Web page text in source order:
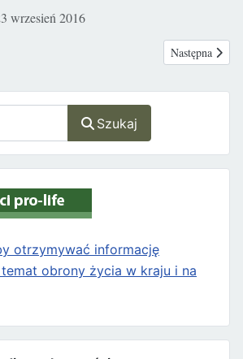
Szukaj
otrzymywać informację
obrony życia w kraju i na
wrzesień 2016
propozycja posłów - uchwała ws.Następna
Następna